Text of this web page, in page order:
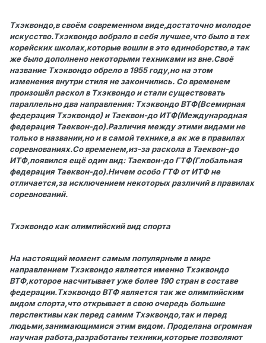
Тхэквондо,в своём современном виде,достаточно молодое
искусство.Тхэквондо вобрало в себя лучшее,что было в тех
корейских школах,которые вошли в это единоборство,а так
же было дополнено некоторыми техниками из вне.Своё
название Тхэквондо обрело в 1955 году,но на этом
изменения внутри стиля не закончились. Со временем
произошёл раскол в Тхэквондо и стали существовать
параллельно два направления: Тхэквондо ВТФ(Всемирная
федерация Тхэквондо) и Таеквон-до ИТФ(Международная
федерация Таеквон-до).Различия между этими видами не
только в названии,но и в самой технике,а ак же в правилах
соревнованиях.Со временем,из-за раскола в Таеквон-до
ИТФ,появился ещё один вид: Таеквон-до ГТФ(Глобальная
федерация Таеквон-до).Ничем особо ГТФ от ИТФ не
отличается,за исключением некоторых различий в правилах
соревнований.
Тхэквондо как олимпийский вид спорта
На настоящий момент самым популярным в мире
направлением Тхэквондо является именно Тхэквондо
ВТФ,которое насчитывает уже более 190 стран в составе
федерации.Тхэквондо ВТФ является так же олимпийским
видом спорта,что открывает в свою очередь большие
перспективы как перед самим Тхэквондо,так и перед
людьми,занимающимися этим видом. Проделана огромная
научная работа,разработаны техники,которые позволяют